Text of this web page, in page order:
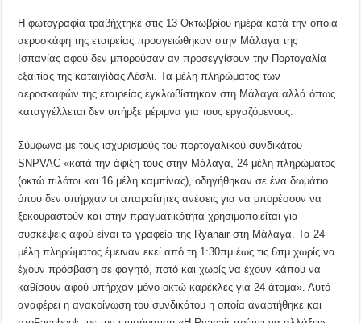
Η φωτογραφία τραβήχτηκε στις 13 Οκτωβρίου ημέρα κατά την οποία
αεροσκάφη της εταιρείας προσγειώθηκαν στην Μάλαγα της
Ισπανίας αφού δεν μπορούσαν αν προσεγγίσουν την Πορτογαλία
εξαιτίας της καταιγίδας Λέσλι. Τα μέλη πληρώματος των
αεροσκαφών της εταιρείας εγκλωβίστηκαν στη Μάλαγα αλλά όπως
καταγγέλλεται δεν υπήρξε μέριμνα για τους εργαζόμενους.
Σύμφωνα με τους ισχυρισμούς του πορτογαλικού συνδικάτου
SNPVAC «κατά την άφιξη τους στην Μάλαγα, 24 μέλη πληρώματος
(οκτώ πιλότοι και 16 μέλη καμπίνας), οδηγήθηκαν σε ένα δωμάτιο
όπου δεν υπήρχαν οι απαραίτητες ανέσεις για να μπορέσουν να
ξεκουραστούν και στην πραγματικότητα χρησιμοποιείται για
συσκέψεις αφού είναι τα γραφεία της Ryanair στη Μάλαγα. Τα 24
μέλη πληρώματος έμειναν εκεί από τη 1:30πμ έως τις 6πμ χωρίς να
έχουν πρόσβαση σε φαγητό, ποτό και χωρίς να έχουν κάπου να
καθίσουν αφού υπήρχαν μόνο οκτώ καρέκλες για 24 άτομα». Αυτό
αναφέρει η ανακοίνωση του συνδικάτου η οποία αναρτήθηκε και